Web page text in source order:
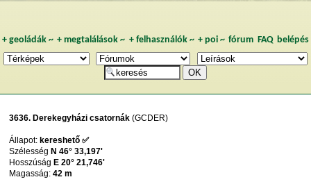
+ geoládák~ +megtalálások ~ + felhasználók~ + poi~ fórum FAQ belépés
3636. Derekegyházi csatornák (GCDER)
Állapot: kereshető ✅
Szélesség N 46° 33,197'
Hosszúság E 20° 21,746'
Magasság:42 m